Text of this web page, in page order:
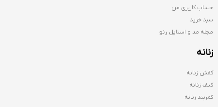
حساب کاربری من
سبد خرید
مجله مد و استایل رنو
زنانه
کفش زنانه
کیف زنانه
کمربند زنانه